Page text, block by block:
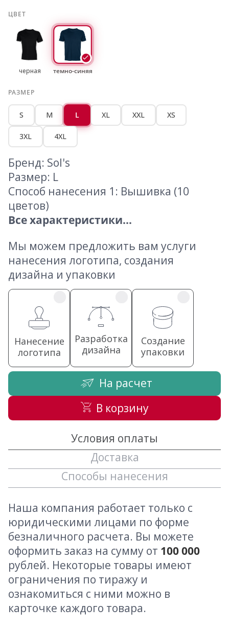
ЦВЕТ
черная темно-синяя
РАЗМЕР
S M L XL XXL XS
3XL 4XL
Бренд: Sol's
Размер: L
Способ нанесения 1: Вышивка (10
цветов)
Все характеристики...
Мы можем предложить вам услуги
нанесения логотипа, создания
дизайна и упаковки
Нанесение
логотипа
Разработка
дизайна
Создание
упаковки
На расчет
В корзину
Условия оплаты
Доставка
Способы нанесения
Наша компания работает только с
юридическими лицами по форме
безналичного расчета. Вы можете
оформить заказ на сумму от 100 000
рублей. Некоторые товары имеют
ограничения по тиражу и
ознакомиться с ними можно в
карточке каждого товара.